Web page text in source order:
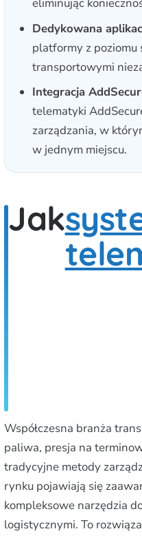
eliminując
Dedykowana
platformy z poziomu
transportowymi
Integracja
telematyki
zarządzania, w
w jednym miejscu.
Jak
Współczesna branża
paliwa, presja na
tradycyjne metody
rynku pojawiają się
kompleksowe narzędzia
logistycznymi. To